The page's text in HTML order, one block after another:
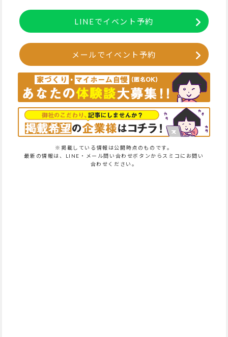
LINEでイベント予約
メールでイベント予約
※掲載している情報は公開時点のものです。
最新の情報は、LINE・メール問い合わせボタンからスミコにお問い
合わせください。